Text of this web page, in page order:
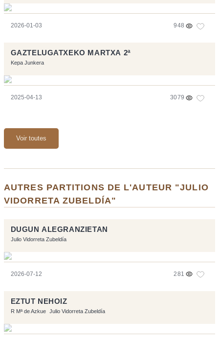
2026-01-03 948
GAZTELUGATXEKO MARTXA 2ª
Kepa Junkera
2025-04-13 3079
Voir toutes
AUTRES PARTITIONS DE L'AUTEUR "JULIO
VIDORRETA ZUBELDÍA"
DUGUN ALEGRANZIETAN
Julio Vidorreta Zubeldía
2026-07-12 281
EZTUT NEHOIZ
R Mª de Azkue Julio Vidorreta Zubeldía